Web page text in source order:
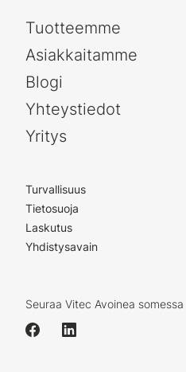
Tuotteemme
Asiakkaitamme
Blogi
Yhteystiedot
Yritys
Turvallisuus
Tietosuoja
Laskutus
Yhdistysavain
Seuraa Vitec Avoinea somessa